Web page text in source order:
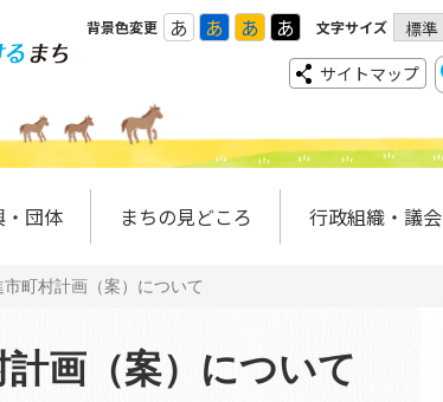
背景色変更 あ あ あ あ 文字サイズ 標準
サイトマップ
・団体 まちの見どころ 行政組織・議会
町村計画（案）について
画（案）について